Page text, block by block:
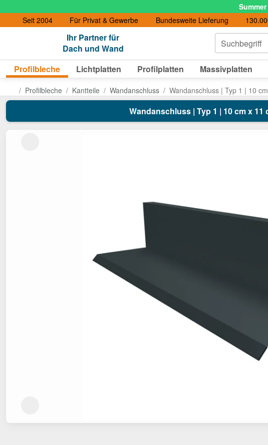
Seit 2004
Für Privat & Gewerbe Bundesweite Lieferung
Ihr Partner für
Dach und Wand
Suchbegriff
Profilbleche Lichtplatten Profilplatten Massivplatten
Profilbleche Kantteile Wandanschluss Wandanschluss | Typ 1 | 10
Wandanschluss | Typ 1 | 10 cm x 11